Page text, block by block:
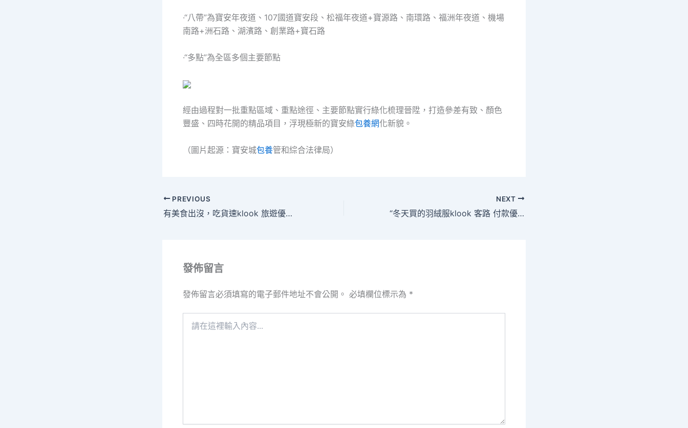
·“八帶”為寶安年夜道、107國道寶安段、松福年夜道+寶源路、南環路、福洲年夜道、機場
南路+洲石路、湖濱路、創業路+寶石路
·“多點”為全區多個主要節點
經由過程對一批重點區域、重點途徑、主要節點實行綠化梳理晉陞，打造參差有致、顏色
豐盛、四時花開的精品項目，浮現極新的寶安綠包養網化新貌。
（圖片起源：寶安城包養管和綜合法律局）
PREVIOUS
有美食出沒，吃貨速klook 旅遊優惠來打卡！各地名優食材、食物薈萃廣州
NEXT
“冬天買的羽絨服klook 客路 付款優惠春天賦收到”，超長預售期引吐槽
發佈留言
發佈留言必須填寫的電子郵件地址不會公開。 必填欄位標示為 *